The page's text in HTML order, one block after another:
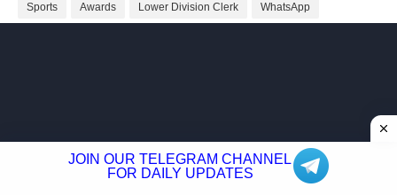
Sports Awards Lower Division Clerk WhatsApp
JOIN OUR TELEGRAM CHANNEL
FOR DAILY UPDATES
Site Map